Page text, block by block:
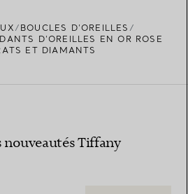
BOUCLES D’OREILLES
D’OREILLES EN OR ROSE
ET DIAMANTS
nouveautés Tiffany